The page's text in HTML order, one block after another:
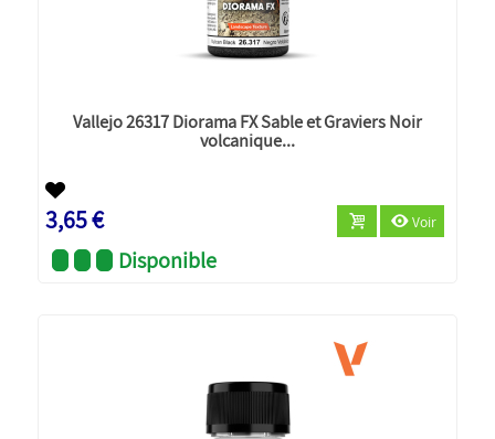
Vallejo 26317 Diorama FX Sable et Graviers Noir
volcanique...
3,65 € Voir
Disponible